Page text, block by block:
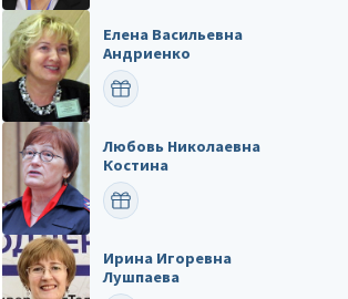
Елена Васильевна
Андриенко
ПОЗДРАВИТЬ
Любовь Николаевна
Костина
ПОЗДРАВИТЬ
Ирина Игоревна
Лушпаева